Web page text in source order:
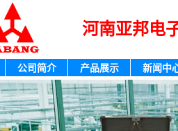
河南亚邦电
公司简介 产品展示 新闻中